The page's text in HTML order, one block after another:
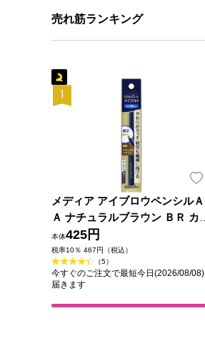
売れ筋ランキング
メディア アイブロウペンシルＡ
Ａ ナチュラルブラウン ＢＲ カネ
ボウ化粧品
本体425円
税率10％ 467円（税込）
（5）
今すぐのご注文で最短今日(2026/08/08)
届きます